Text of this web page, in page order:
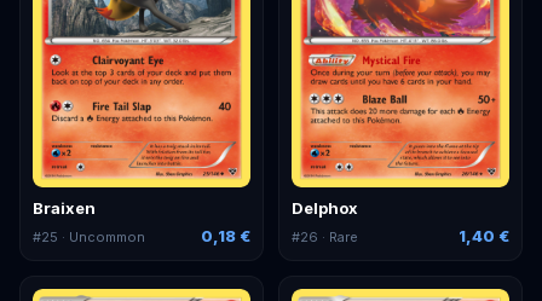
Braixen
#25 · Uncommon 0,18 €
Delphox
#26 · Rare 1,40 €